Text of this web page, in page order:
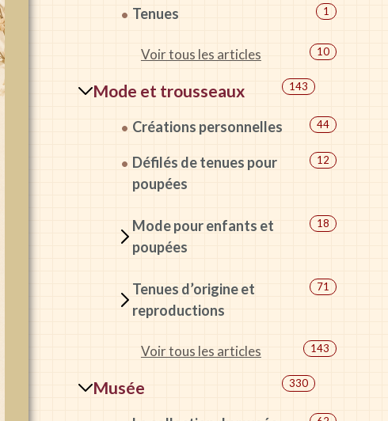
Tenues 1
Voir tous les articles 10
Mode et trousseaux 143
Créations personnelles 44
Défilés de tenues pour
poupées
12
Mode pour enfants et
poupées
18
Tenues d’origine et
reproductions
71
Voir tous les articles 143
Musée 330